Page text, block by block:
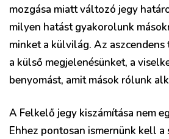
mozgása miatt változó jegy
milyen hatást gyakorolunk
minket a külvilág. Az
a külső megjelenésünket, a
benyomást, amit mások rólunk
A Felkelő jegy kiszámítása nem
Ehhez pontosan ismernünk kell a